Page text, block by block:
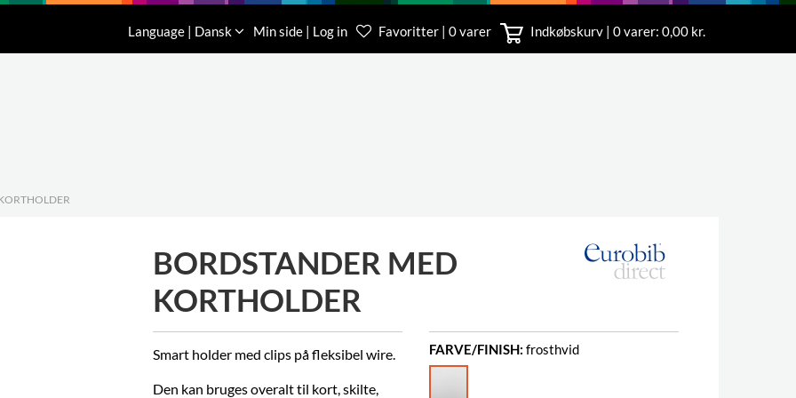
Language | Dansk Min side | Log in Favoritter | 0 varer Indkøbskurv | 0varer: 0,00 kr.
Kundeservice
76 78 26 11
BORDSTANDER MED
KORTHOLDER
Smart holder med clips på fleksibel wire.
Den kan bruges overalt til kort, skilte,
FARVE/FINISH: frosthvid